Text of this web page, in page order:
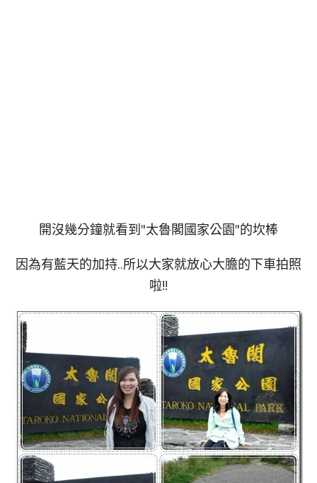
開沒幾分鐘就看到"太魯閣國家公園"的坎棒
因為有藍天的加持..所以大家就放心大膽的下車拍照
啦!!